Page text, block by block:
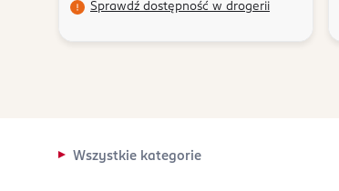
Sprawdź dostępność w drogerii
Wszystkie kategorie